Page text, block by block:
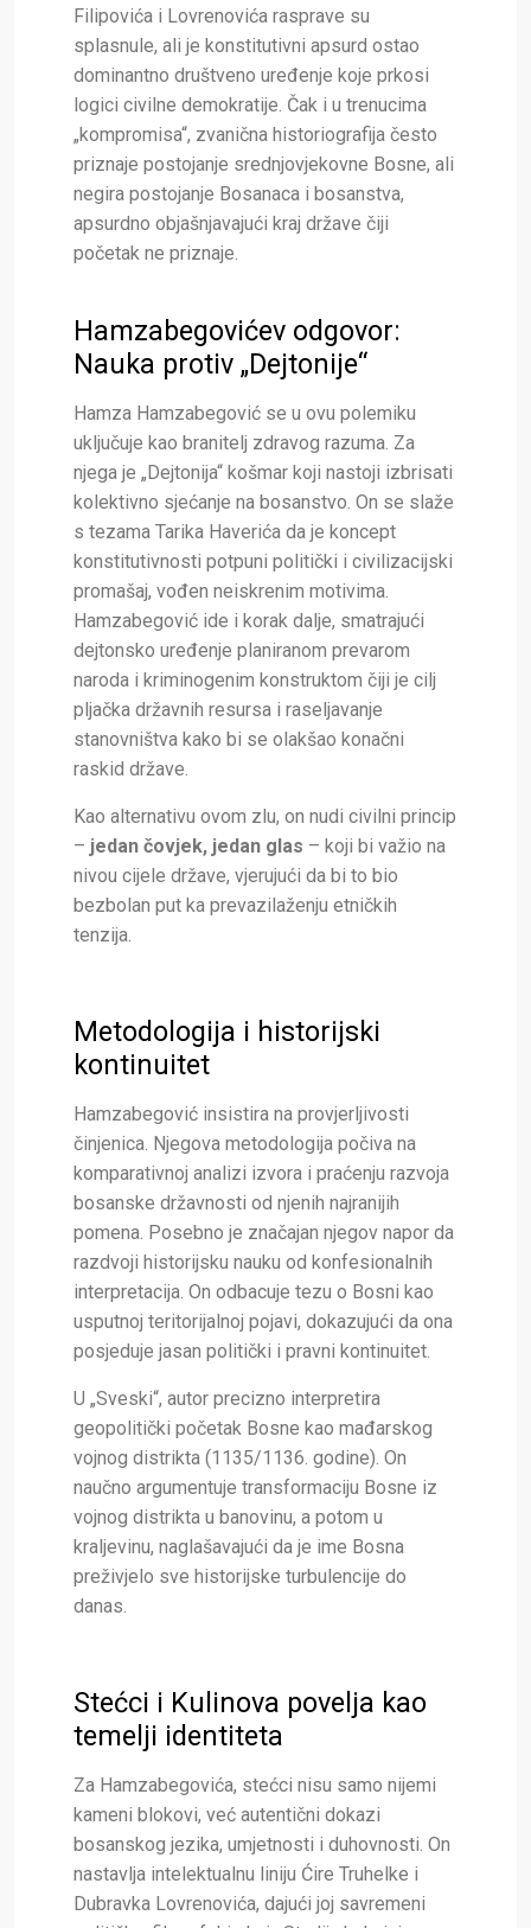
Filipovića i Lovrenovića rasprave su
splasnule, ali je konstitutivni apsurd ostao
dominantno društveno uređenje koje prkosi
logici civilne demokratije. Čak i u trenucima
„kompromisa“, zvanična historiografija često
priznaje postojanje srednjovjekovne Bosne, ali
negira postojanje Bosanaca i bosanstva,
apsurdno objašnjavajući kraj države čiji
početak ne priznaje.
Hamzabegovićev odgovor:
Nauka protiv „Dejtonije“
Hamza Hamzabegović se u ovu polemiku
uključuje kao branitelj zdravog razuma. Za
njega je „Dejtonija“ košmar koji nastoji izbrisati
kolektivno sjećanje na bosanstvo. On se slaže
s tezama Tarika Haverića da je koncept
konstitutivnosti potpuni politički i civilizacijski
promašaj, vođen neiskrenim motivima.
Hamzabegović ide i korak dalje, smatrajući
dejtonsko uređenje planiranom prevarom
naroda i kriminogenim konstruktom čiji je cilj
pljačka državnih resursa i raseljavanje
stanovništva kako bi se olakšao konačni
raskid države.
Kao alternativu ovom zlu, on nudi civilni princip
– jedan čovjek, jedan glas – koji bi važio na
nivou cijele države, vjerujući da bi to bio
bezbolan put ka prevazilaženju etničkih
tenzija.
Metodologija i historijski
kontinuitet
Hamzabegović insistira na provjerljivosti
činjenica. Njegova metodologija počiva na
komparativnoj analizi izvora i praćenju razvoja
bosanske državnosti od njenih najranijih
pomena. Posebno je značajan njegov napor da
razdvoji historijsku nauku od konfesionalnih
interpretacija. On odbacuje tezu o Bosni kao
usputnoj teritorijalnoj pojavi, dokazujući da ona
posjeduje jasan politički i pravni kontinuitet.
U „Sveski“, autor precizno interpretira
geopolitički početak Bosne kao mađarskog
vojnog distrikta (1135/1136. godine). On
naučno argumentuje transformaciju Bosne iz
vojnog distrikta u banovinu, a potom u
kraljevinu, naglašavajući da je ime Bosna
preživjelo sve historijske turbulencije do
danas.
Stećci i Kulinova povelja kao
temelji identiteta
Za Hamzabegovića, stećci nisu samo nijemi
kameni blokovi, već autentični dokazi
bosanskog jezika, umjetnosti i duhovnosti. On
nastavlja intelektualnu liniju Ćire Truhelke i
Dubravka Lovrenovića, dajući joj savremeni